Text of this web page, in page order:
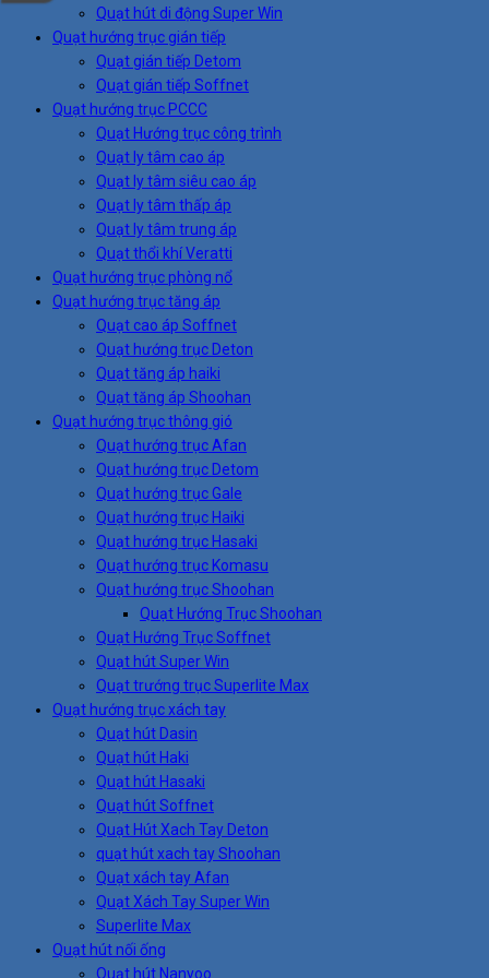
Quạt hút di động Super Win
Quạt hướng trục gián tiếp
Quạt gián tiếp Detom
Quạt gián tiếp Soffnet
Quạt hướng trục PCCC
Quạt Hướng trục công trình
Quạt ly tâm cao áp
Quạt ly tâm siêu cao áp
Quạt ly tâm thấp áp
Quạt ly tâm trung áp
Quạt thổi khí Veratti
Quạt hướng trục phòng nổ
Quạt hướng trục tăng áp
Quạt cao áp Soffnet
Quạt hướng trục Deton
Quạt tăng áp haiki
Quạt tăng áp Shoohan
Quạt hướng trục thông gió
Quạt hướng trục Afan
Quạt hướng trục Detom
Quạt hướng trục Gale
Quạt hướng trục Haiki
Quạt hướng trục Hasaki
Quạt hướng trục Komasu
Quạt hướng trục Shoohan
Quạt Hướng Trục Shoohan
Quạt Hướng Trục Soffnet
Quạt hút Super Win
Quạt trướng trục Superlite Max
Quạt hướng trục xách tay
Quạt hút Dasin
Quạt hút Haki
Quạt hút Hasaki
Quạt hút Soffnet
Quạt Hút Xach Tay Deton
quạt hút xach tay Shoohan
Quạt xách tay Afan
Quạt Xách Tay Super Win
Superlite Max
Quạt hút nối ống
Quạt hút Nanyoo